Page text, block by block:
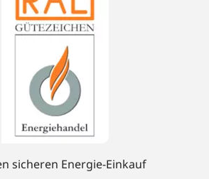
sicheren Energie-Einkauf